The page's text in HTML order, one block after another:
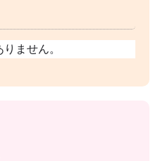
ません。